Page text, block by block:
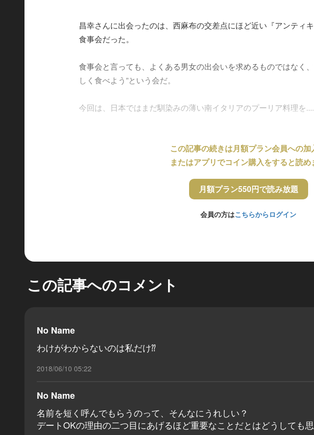
昌幸さんに出会ったのは、西麻布の交差点にほど近い『アンティ
食事会だった。
食事会と言っても、よくある男女の出会いを求めるものではなく
しく食べよう”という会だ。
今回は、日本ではまだ馴染みの薄い南イタリアのプーリア料理を
この記事の続きは月額プラン会員への加
またはアプリでコイン購入をすると読め
月額プラン550円で読み放題
会員の方はこちらからログイン
この記事へのコメント
No Name
わけがわからないのは私だけ⁇
2018/06/10 05:22
No Name
名前を短く呼んでもらうのって、そんなにうれしい？
デートOKの理由の二つ目にあげるほど重要なことだとはどうしても思